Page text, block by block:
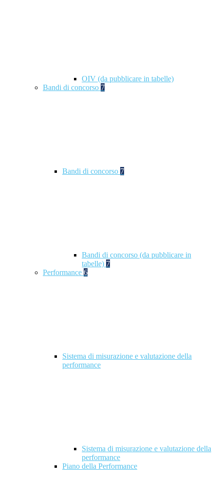
OIV (da pubblicare in tabelle)
Bandi di concorso 7
Bandi di concorso 7
Bandi di concorso (da pubblicare in
tabelle) 7
Performance 6
Sistema di misurazione e valutazione della
performance
Sistema di misurazione e valutazione della
performance
Piano della Performance